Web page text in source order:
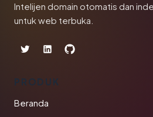
Intelijen domain otomatis dan
untuk web terbuka.
PRODUK
Beranda